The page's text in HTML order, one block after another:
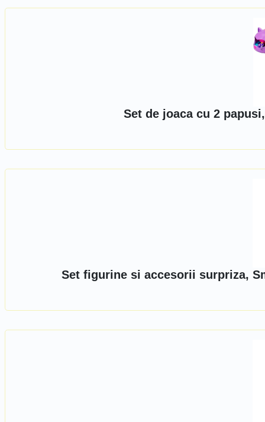
Set de joaca cu 2
Set figurine si accesorii surpriza,